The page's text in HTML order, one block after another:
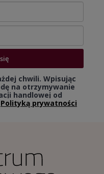
chwili. Wpisując
na otrzymywanie
handlowej od
Polityką prywatności